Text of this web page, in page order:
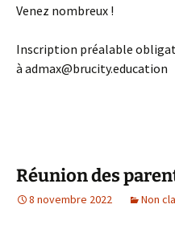
Venez nombreux !
Inscription préalable
à admax@brucity.education
Réunion des
8 novembre 2022 Non